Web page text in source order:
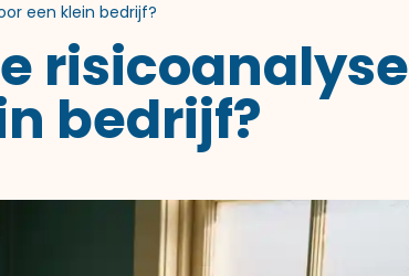
een klein bedrijf?
risicoanalyse
bedrijf?